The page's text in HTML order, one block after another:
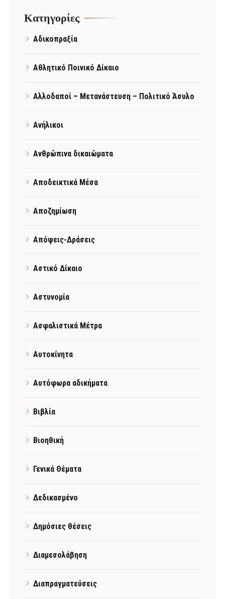
Kατηγορίες
Αδικοπραξία
Αθλητικό Ποινικό Δίκαιο
Αλλοδαποί – Μετανάστευση – Πολιτικό Άσυλο
Ανήλικοι
Ανθρώπινα δικαιώματα
Αποδεικτικά Μέσα
Αποζημίωση
Απόψεις-Δράσεις
Αστικό Δίκαιο
Αστυνομία
Ασφαλιστικά Μέτρα
Αυτοκίνητα
Αυτόφωρα αδικήματα
Βιβλία
Βιοηθική
Γενικά Θέματα
Δεδικασμένο
Δημόσιες θέσεις
Διαμεσολάβηση
Διαπραγματεύσεις